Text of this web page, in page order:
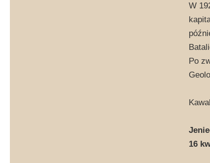
W
Po
16